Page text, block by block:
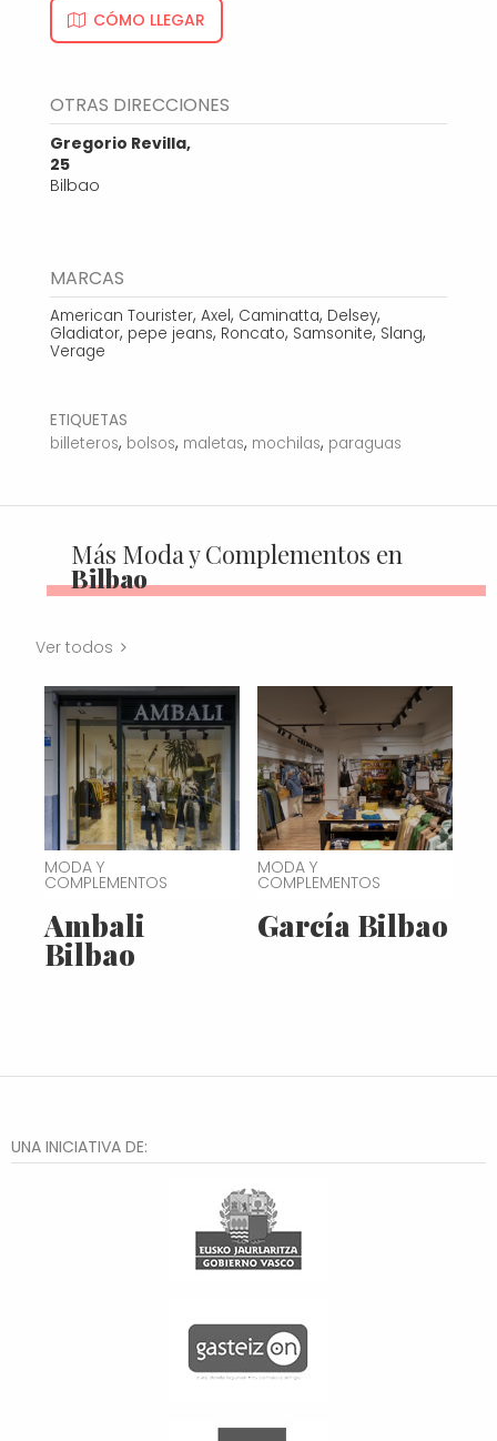
CÓMO LLEGAR
OTRAS DIRECCIONES
Gregorio Revilla,
25
Bilbao
MARCAS
American Tourister, Axel, Caminatta, Delsey,
Gladiator, pepe jeans, Roncato, Samsonite, Slang,
Verage
ETIQUETAS
billeteros, bolsos, maletas, mochilas, paraguas
Más Moda y Complementos en
Bilbao
Ver todos
MODA Y
COMPLEMENTOS
Ambali
Bilbao
MODA Y
COMPLEMENTOS
García Bilbao
UNA INICIATIVA DE: